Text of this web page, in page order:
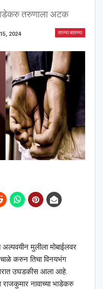
तरुणाला अटक
ताज्या बातम्या
2024
अल्पवयीन मुलीला मोबाईलवर
करुन तिचा विनयभंग
उघडकीस आला आहे.
राजकुमार नावाच्या भाडेकरु